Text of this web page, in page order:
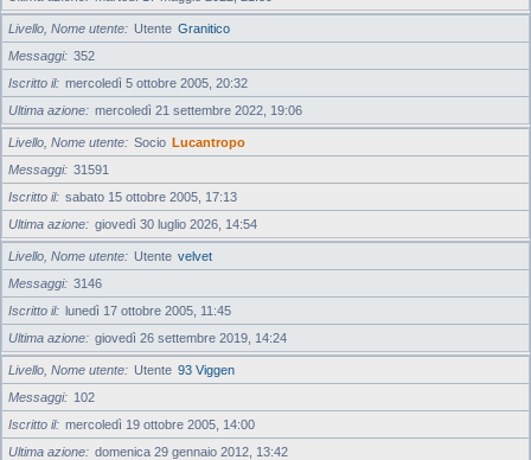
Livello, Nome utente Utente Granitico
Messaggi
352
Iscritto il
mercoledì 5 ottobre 2005, 20:32
Ultima azione
mercoledì 21 settembre 2022, 19:06
Livello, Nome utente Socio Lucantropo
Messaggi
31591
Iscritto il
sabato 15 ottobre 2005, 17:13
Ultima azione
giovedì 30 luglio 2026, 14:54
Livello, Nome utente Utente velvet
Messaggi
3146
Iscritto il
lunedì 17 ottobre 2005, 11:45
Ultima azione
giovedì 26 settembre 2019, 14:24
Livello, Nome utente Utente 93 Viggen
Messaggi
102
Iscritto il
mercoledì 19 ottobre 2005, 14:00
Ultima azione
domenica 29 gennaio 2012, 13:42